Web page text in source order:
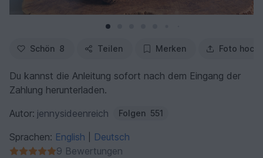
Schön 8 Teilen Merken Foto
Du kannst die Anleitung sofort nach dem Eingang der
Zahlung herunterladen.
Autor: jennysideenreich Folgen 551
Sprachen: English
Deutsch
9 Bewertungen